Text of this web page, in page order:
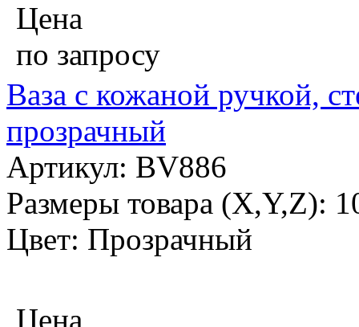
Цена
по запросу
Ваза с кожаной ручкой,
прозрачный
Артикул: BV886
Размеры товара (X,Y,Z):
Цвет: Прозрачный
Цена